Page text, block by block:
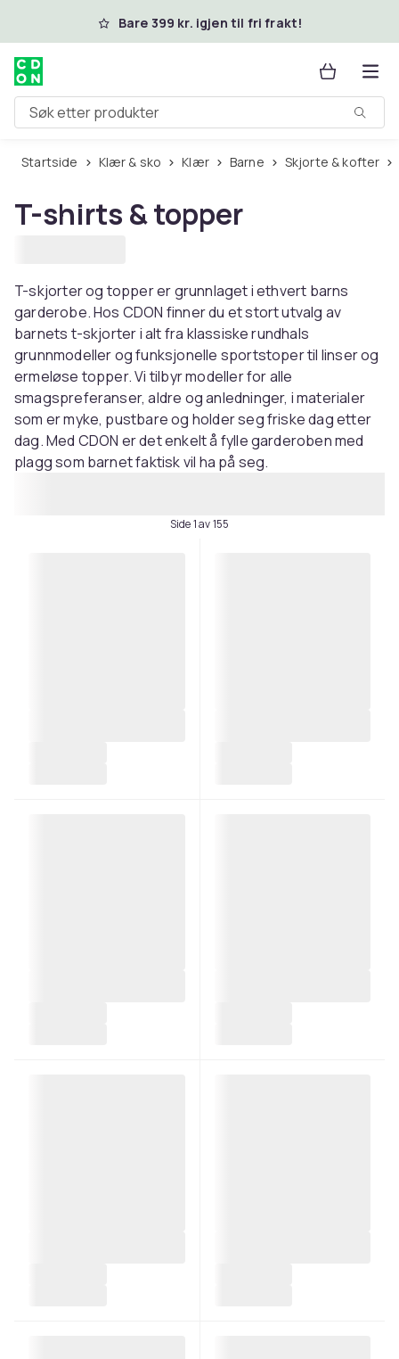
Hopp til hovedinnholdBare 399 kr. igjen til fri frakt!
Søk etter produkter
Startside Klær & sko Klær Barne Skjorte & kofter
T-shirts & topper
T-skjorter og topper er grunnlaget i ethvert barns
garderobe. Hos CDON finner du et stort utvalg av
barnets t-skjorter i alt fra klassiske rundhals
grunnmodeller og funksjonelle sportstoper til linser og
ermeløse topper. Vi tilbyr modeller for alle
smagspreferanser, aldre og anledninger, i materialer
som er myke, pustbare og holder seg friske dag etter
dag. Med CDON er det enkelt å fylle garderoben med
plagg som barnet faktisk vil ha på seg.
Side 1 av 155